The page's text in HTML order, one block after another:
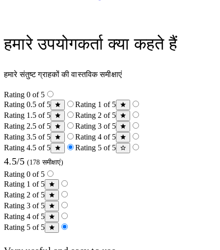
हमारे उपयोगकर्ता क्या कहते हैं
हमारे संतुष्ट ग्राहकों की वास्तविक समीक्षाएं
Rating 0 of 5
Rating 0.5 of 5
Rating 1 of 5
Rating 1.5 of 5
Rating 2 of 5
Rating 2.5 of 5
Rating 3 of 5
Rating 3.5 of 5
Rating 4 of 5
Rating 4.5 of 5
Rating 5 of 5
4.5/5 (178 समीक्षाएं)
Rating 0 of 5
Rating 1 of 5
Rating 2 of 5
Rating 3 of 5
Rating 4 of 5
Rating 5 of 5